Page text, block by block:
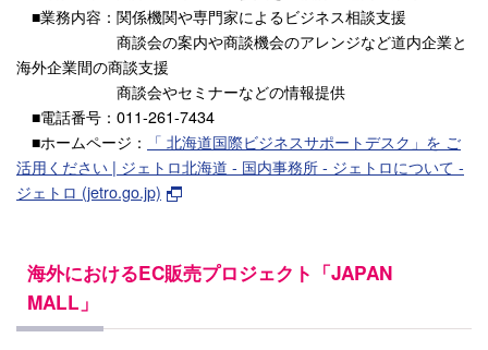
■業務内容：関係機関や専門家によるビジネス相談支援
商談会の案内や商談機会のアレンジなど道内企業と
海外企業間の商談支援
商談会やセミナーなどの情報提供
■電話番号：011-261-7434
■ホームページ：
「 北海道国際ビジネスサポートデスク」を ご
活用ください | ジェトロ北海道 - 国内事務所 - ジェトロについて -
ジェトロ (jetro.go.jp)
海外におけるEC販売プロジェクト「JAPAN
MALL」